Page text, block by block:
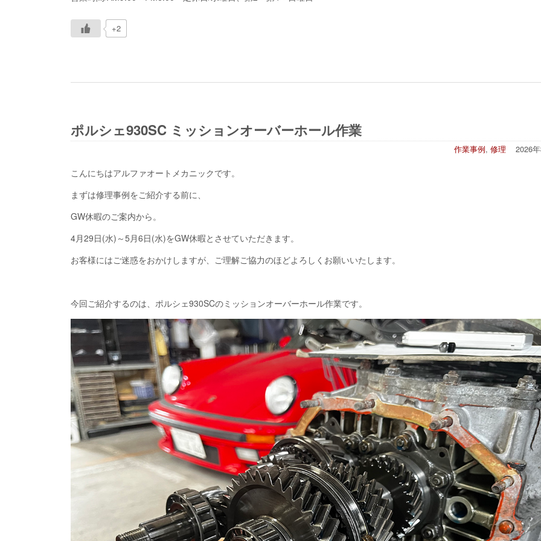
+2
ポルシェ930SC ミッションオーバーホール作業
2026
作業事例, 修理
こんにちはアルファオートメカニックです。
まずは修理事例をご紹介する前に、
GW休暇のご案内から。
4月29日(水)～5月6日(水)をGW休暇とさせていただきます。
お客様にはご迷惑をおかけしますが、ご理解ご協力のほどよろしくお願いいたします。
今回ご紹介するのは、ポルシェ930SCのミッションオーバーホール作業です。